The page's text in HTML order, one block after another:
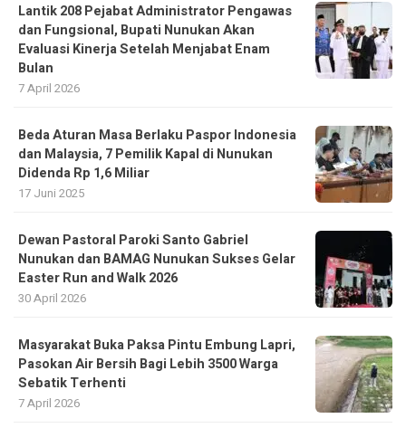
Lantik 208 Pejabat Administrator Pengawas
dan Fungsional, Bupati Nunukan Akan
Evaluasi Kinerja Setelah Menjabat Enam
Bulan
7 April 2026
Beda Aturan Masa Berlaku Paspor Indonesia
dan Malaysia, 7 Pemilik Kapal di Nunukan
Didenda Rp 1,6 Miliar
17 Juni 2025
Dewan Pastoral Paroki Santo Gabriel
Nunukan dan BAMAG Nunukan Sukses Gelar
Easter Run and Walk 2026
30 April 2026
Masyarakat Buka Paksa Pintu Embung Lapri,
Pasokan Air Bersih Bagi Lebih 3500 Warga
Sebatik Terhenti
7 April 2026